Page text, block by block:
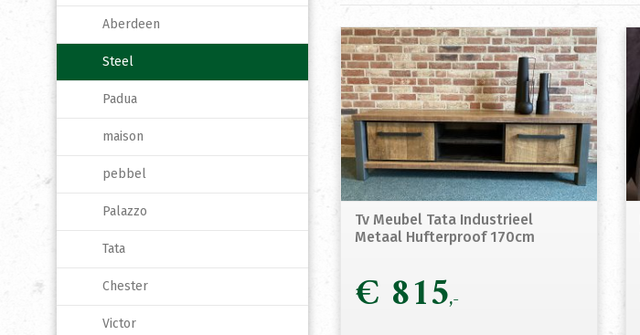
Tv Meubel Tata Industrieel
Metaal Hufterproof 170cm
€ 815
Aberdeen
Steel
Padua
maison
pebbel
Palazzo
Tata
Chester
Victor